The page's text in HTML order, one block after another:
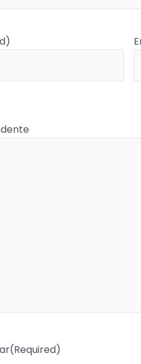
(Required)